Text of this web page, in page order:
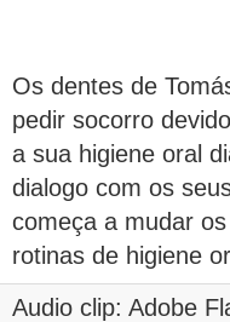
Os dentes de
pedir socorro
a sua higiene oral
dialogo com os
começa a mudar
rotinas de higiene
Audio clip: Adobe